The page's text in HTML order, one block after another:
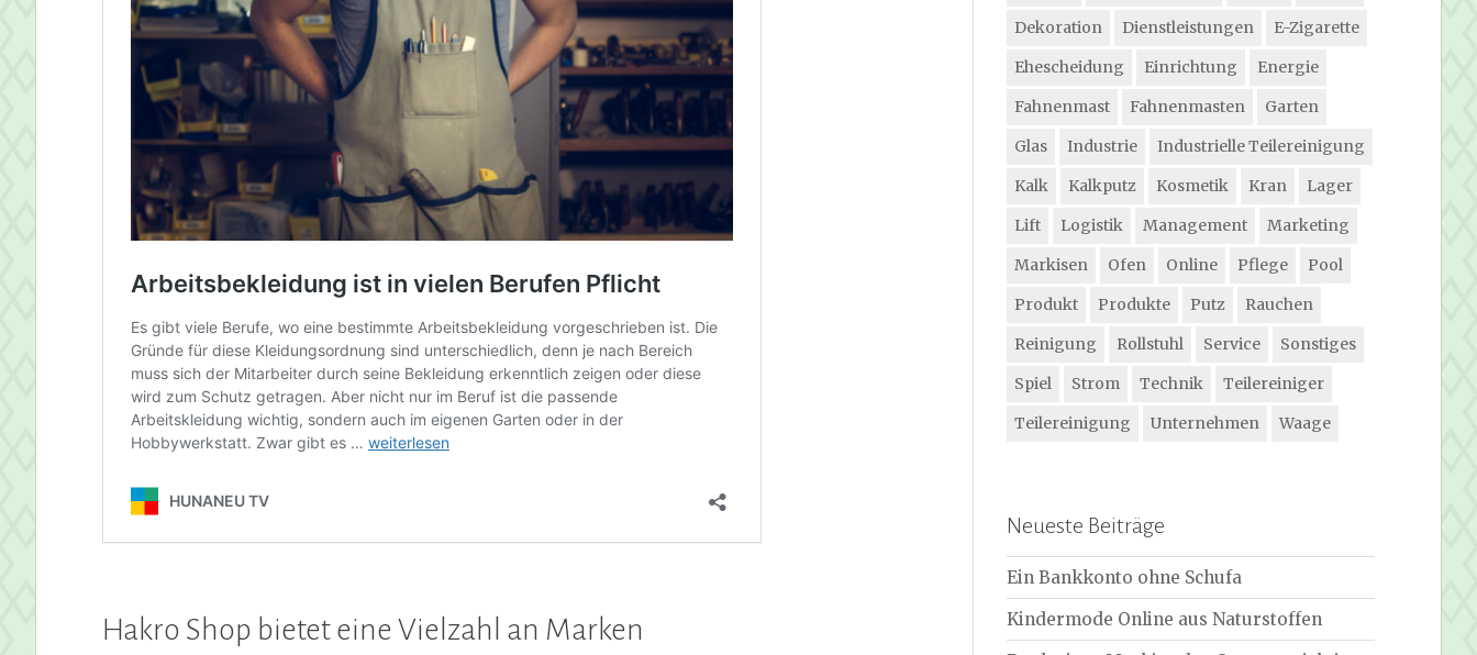
Hakro Shop bietet eine Vielzahl an Marken
Dekoration
Dienstleistungen
E-Zigarette
Ehescheidung
Einrichtung
Energie
Fahnenmast
Fahnenmasten
Garten
Glas
Industrie
Industrielle Teilereinigung
Kalk
Kalkputz Kosmetik Kran
Lager
Lift
Logistik Management
Marketing
Markisen
Ofen Online Pflege
Pool
Produkt
Produkte Putz
Rauchen
Reinigung
Rollstuhl Service
Sonstiges
Spiel
Strom Technik
Teilereiniger
Teilereinigung
Unternehmen Waage
Neueste Beiträge
Ein Bankkonto ohne Schufa
Kindermode Online aus Naturstoffen